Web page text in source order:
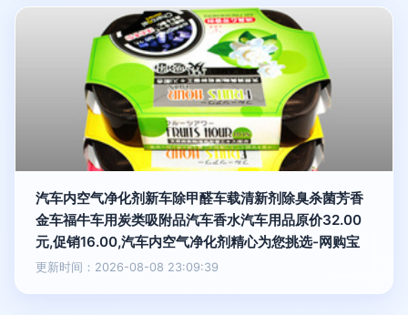
汽车内空气净化剂新车除甲醛车载清新剂除臭杀菌芳香
金车福牛车用炭类吸附品汽车香水汽车用品原价32.00
元,促销16.00,汽车内空气净化剂精心为您挑选-网购宝
更新时间：2026-08-08 23:09:39